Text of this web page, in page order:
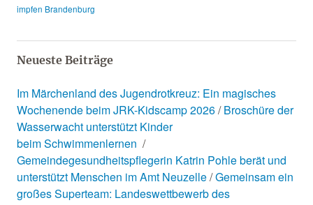
impfen Brandenburg
Neueste Beiträge
Im Märchenland des Jugendrotkreuz: Ein magisches
Wochenende beim JRK-Kidscamp 2026 Broschüre der
Wasserwacht unterstützt Kinder
beim Schwimmenlernen
Gemeindegesundheitspflegerin Katrin Pohle berät und
unterstützt Menschen im Amt Neuzelle Gemeinsam ein
großes Superteam: Landeswettbewerb des